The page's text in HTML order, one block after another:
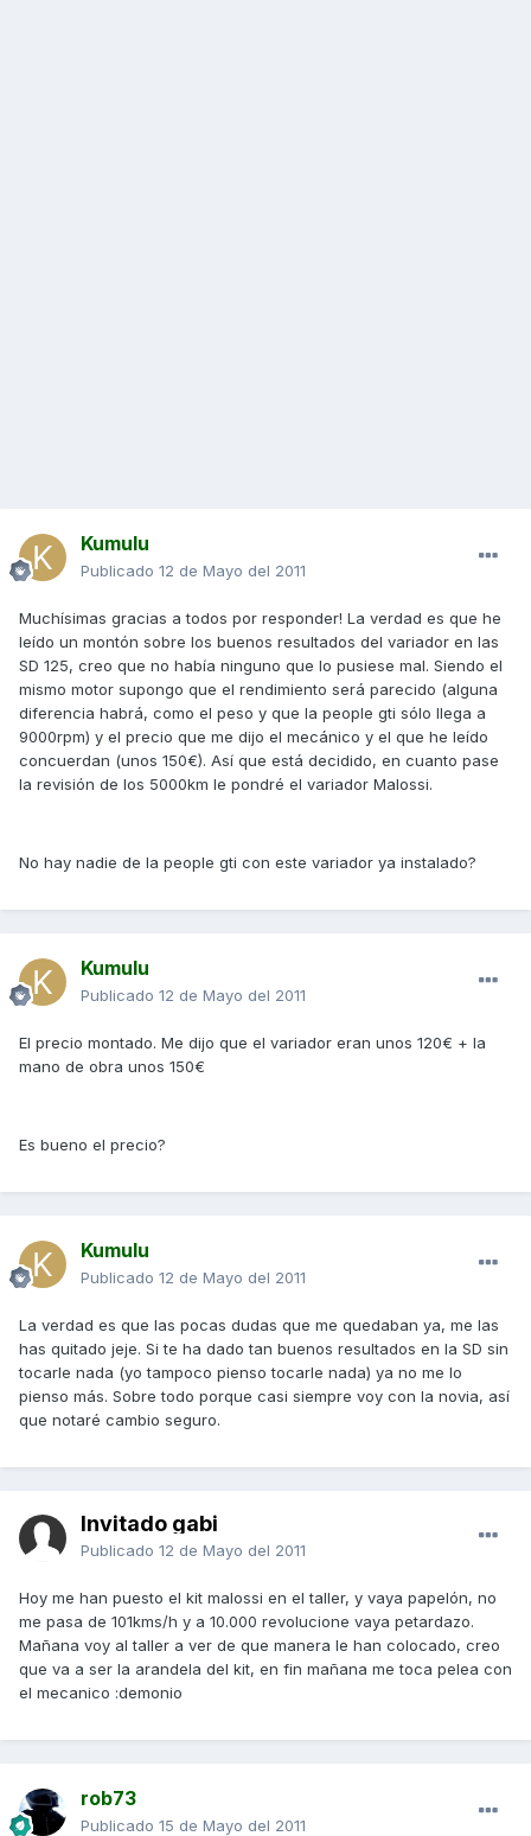
Kumulu
Publicado 12 de Mayo del 2011
Muchísimas gracias a todos por responder! La verdad es que he
leído un montón sobre los buenos resultados del variador en las
SD 125, creo que no había ninguno que lo pusiese mal. Siendo el
mismo motor supongo que el rendimiento será parecido (alguna
diferencia habrá, como el peso y que la people gti sólo llega a
9000rpm) y el precio que me dijo el mecánico y el que he leído
concuerdan (unos 150€). Así que está decidido, en cuanto pase
la revisión de los 5000km le pondré el variador Malossi.
No hay nadie de la people gti con este variador ya instalado?
Kumulu
Publicado 12 de Mayo del 2011
El precio montado. Me dijo que el variador eran unos 120€ + la
mano de obra unos 150€
Es bueno el precio?
Kumulu
Publicado 12 de Mayo del 2011
La verdad es que las pocas dudas que me quedaban ya, me las
has quitado jeje. Si te ha dado tan buenos resultados en la SD sin
tocarle nada (yo tampoco pienso tocarle nada) ya no me lo
pienso más. Sobre todo porque casi siempre voy con la novia, así
que notaré cambio seguro.
Invitado gabi
Publicado 12 de Mayo del 2011
Hoy me han puesto el kit malossi en el taller, y vaya papelón, no
me pasa de 101kms/h y a 10.000 revolucione vaya petardazo.
Mañana voy al taller a ver de que manera le han colocado, creo
que va a ser la arandela del kit, en fin mañana me toca pelea con
el mecanico :demonio
rob73
Publicado 15 de Mayo del 2011